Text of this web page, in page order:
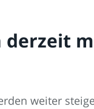
weiter